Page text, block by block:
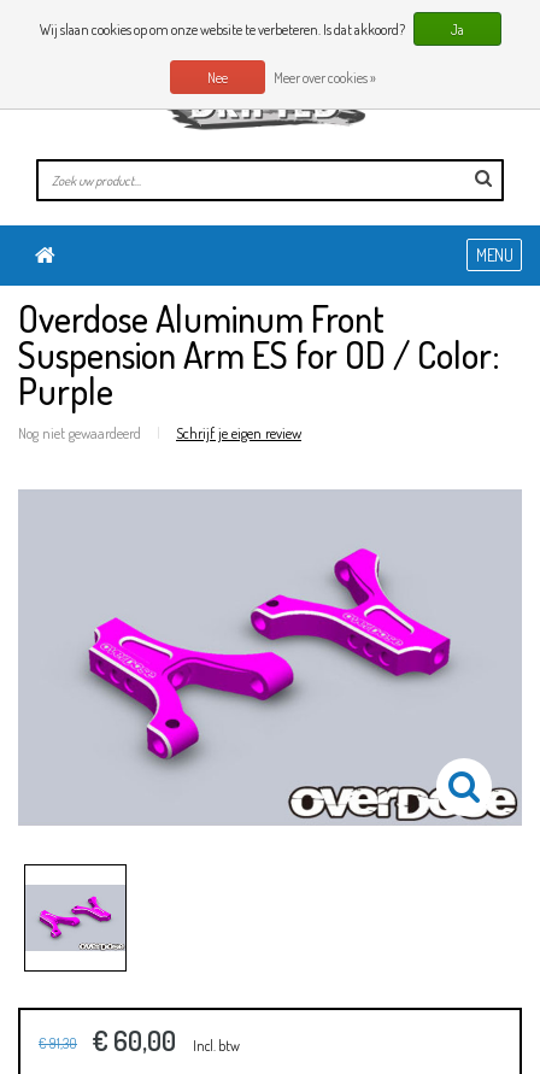
0 Artikelen
NL
MENU
Overdose Aluminum Front
Suspension Arm ES for OD / Color:
Purple
Nog niet gewaardeerd | Schrijf je eigen review
€ 91,30 € 60,00 Incl. btw
Wij slaan cookies op om onze website te verbeteren. Is dat akkoord? Ja
Nee Meer over cookies »